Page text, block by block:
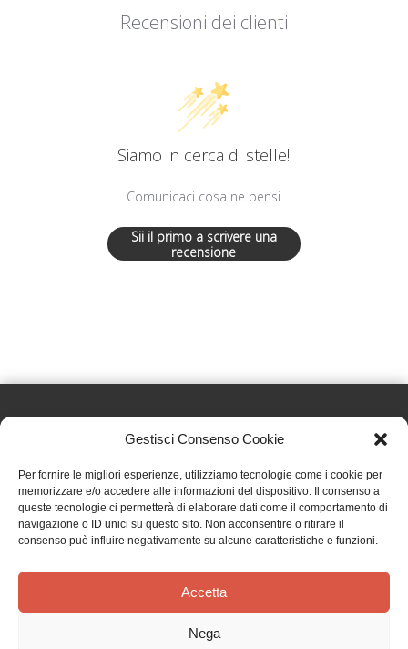
Gestisci Consenso Cookie
Per fornire le migliori esperienze, utilizziamo tecnologie come i cookie per
memorizzare e/o accedere alle informazioni del dispositivo. Il consenso a
queste tecnologie ci permetterà di elaborare dati come il comportamento di
navigazione o ID unici su questo sito. Non acconsentire o ritirare il
consenso può influire negativamente su alcune caratteristiche e funzioni.
Accetta
Nega
Recensioni dei clienti
Siamo in cerca di stelle!
Comunicaci cosa ne pensi
Sii il primo a scrivere una
recensione
Effatà Editrice di Pellegrino Paolo SAS
C.F. e P.IVA 09655250018
Via Tre Denti, 1 - 10060 Cantalupa (TO)
Telefono: (+39) 0121 353452 - Fax: (+39) 0121 353839
TERMINI E CONDIZIONI